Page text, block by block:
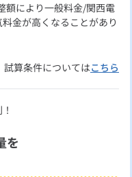
額により一般料金/関西電
金が高くなることがあり
算条件についてはこちら
を